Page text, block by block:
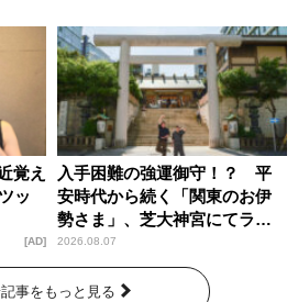
覚え
ッ
AD
入手困難の強運御守！？ 平
安時代から続く「関東のお伊
勢さま」、芝大神宮にてラン
パンプスが合格祈願！
2026.08.07
事をもっと見る